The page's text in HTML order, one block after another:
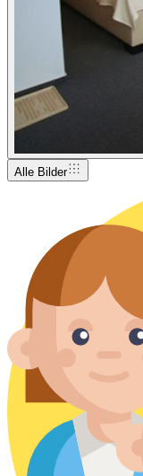
Alle Bilder